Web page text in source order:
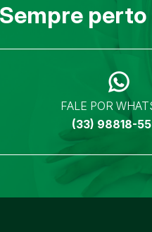
Sempre perto
FALE POR
(33) 98818-